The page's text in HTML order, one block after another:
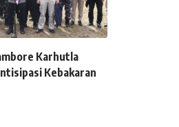
Karhutla
Kebakaran